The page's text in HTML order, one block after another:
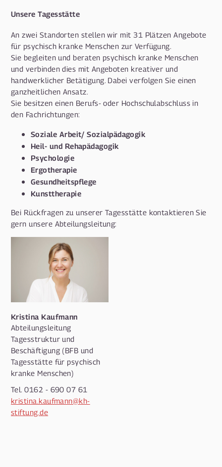
Unsere Tagesstätte
An zwei Standorten stellen wir mit 31 Plätzen Angebote
für psychisch kranke Menschen zur Verfügung.
Sie begleiten und beraten psychisch kranke Menschen
und verbinden dies mit Angeboten kreativer und
handwerklicher Betätigung. Dabei verfolgen Sie einen
ganzheitlichen Ansatz.
Sie besitzen einen Berufs- oder Hochschulabschluss in
den Fachrichtungen:
Soziale Arbeit/ Sozialpädagogik
Heil- und Rehapädagogik
Psychologie
Ergotherapie
Gesundheitspflege
Kunsttherapie
Bei Rückfragen zu unserer Tagesstätte kontaktieren Sie
gern unsere Abteilungsleitung:
Kristina Kaufmann
Abteilungsleitung
Tagesstruktur und
Beschäftigung (BFB und
Tagesstätte für psychisch
kranke Menschen)
Tel. 0162 - 690 07 61
kristina.kaufmann@kh-
stiftung.de